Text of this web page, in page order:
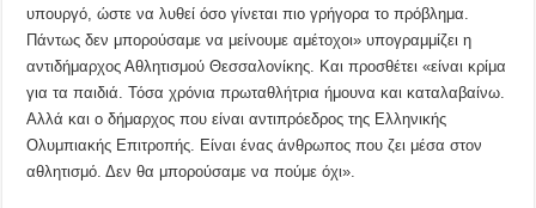
υπουργό, ώστε να λυθεί όσο γίνεται πιο γρήγορα το πρόβλημα.
Πάντως δεν μπορούσαμε να μείνουμε αμέτοχοι» υπογραμμίζει η
αντιδήμαρχος Αθλητισμού Θεσσαλονίκης. Και προσθέτει «είναι κρίμα
για τα παιδιά. Τόσα χρόνια πρωταθλήτρια ήμουνα και καταλαβαίνω.
Αλλά και ο δήμαρχος που είναι αντιπρόεδρος της Ελληνικής
Ολυμπιακής Επιτροπής. Είναι ένας άνθρωπος που ζει μέσα στον
αθλητισμό. Δεν θα μπορούσαμε να πούμε όχι».